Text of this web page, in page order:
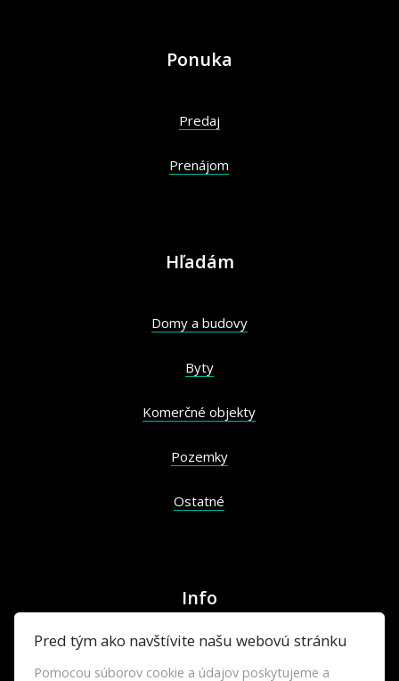
Ponuka
Predaj
Prenájom
Hľadám
Domy a budovy
Byty
Komerčné objekty
Pozemky
Ostatné
Info
Pred tým ako navštívite našu webovú stránku
Pomocou súborov cookie a údajov poskytujeme a